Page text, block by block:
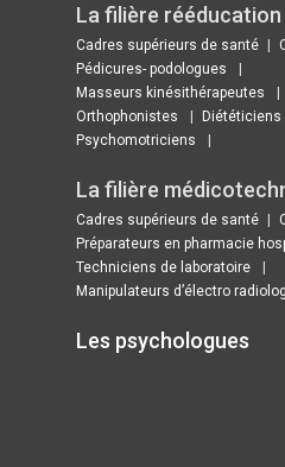
La filière rééducation
Cadres supérieurs de santé
Pédicures- podologues
Masseurs kinésithérapeutes
Orthophonistes
Diététiciens
Psychomotriciens
La filière
Cadres supérieurs de santé
Préparateurs en pharmacie
Techniciens de laboratoire
Manipulateurs d’électro
Les psychologues ​